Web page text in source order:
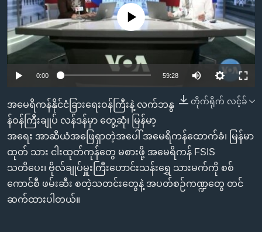
ပင်မ
အ
ညွန်း
စာမျက်နှာ
ကြည့်
ရန်
ရှာဖွေ
ရန်
နေရာ
သို့
ကျော်
ရုပ်ရှင်ထဲက အင်္ဂလိပ်စာ
သုတပဒေသာ အင်္ဂလိပ်စာ
တီဗွီ
ရေဒီယို/တီဗွီအစီအစဉ်
Learning English
ဗွီအိုအေ လူမှုကွန်ယက်များ
ဘာသာစကားများ
No media source currently available
0:00 59:28
တိုက်ရိုက် လင့်ခ်
အမေရိကန်နိုင်ငံခြားရေးဝန်ကြီးနဲ့ လက်ဘနွ
န်ဝန်ကြီးချုပ် လန်ဒန်မှာ တွေ့ဆုံ၊ မြန်မာ့
အရေး အာဆီယံအဖြေရှာတဲ့အပေါ် အမေရိကန်ထောက်ခံ၊ မြန်မာ
ထုတ် သား ငါးထုတ်ကုန်တွေ မစားဖို့ အမေရိကန် FSIS
သတိပေး၊ ဗိုလ်ချုပ်မှူးကြီးဟောင်းသန်းရွှေ သားမက်ကို စစ်
ကောင်စီ ဖမ်းဆီး စတဲ့သတင်းတွေနဲ့ အပတ်စဉ်ကဏ္ဍတွေ တင်
ဆက်ထားပါတယ်။